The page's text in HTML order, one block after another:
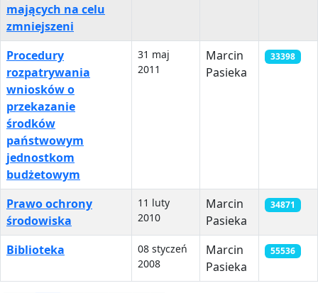
mających na celu
zmniejszeni
Procedury
rozpatrywania
wniosków o
przekazanie
środków
państwowym
jednostkom
budżetowym
31 maj
2011
Marcin
Pasieka
33398
Prawo ochrony
środowiska
11 luty
2010
Marcin
Pasieka
34871
Biblioteka
08 styczeń
2008
Marcin
Pasieka
55536